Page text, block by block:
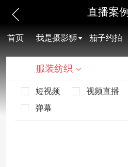
直播案例
首页 我是摄影狮 茄子约拍
服装纺织
短视频 视频直播
弹幕